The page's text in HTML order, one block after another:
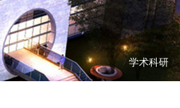
/ 学术科研 /